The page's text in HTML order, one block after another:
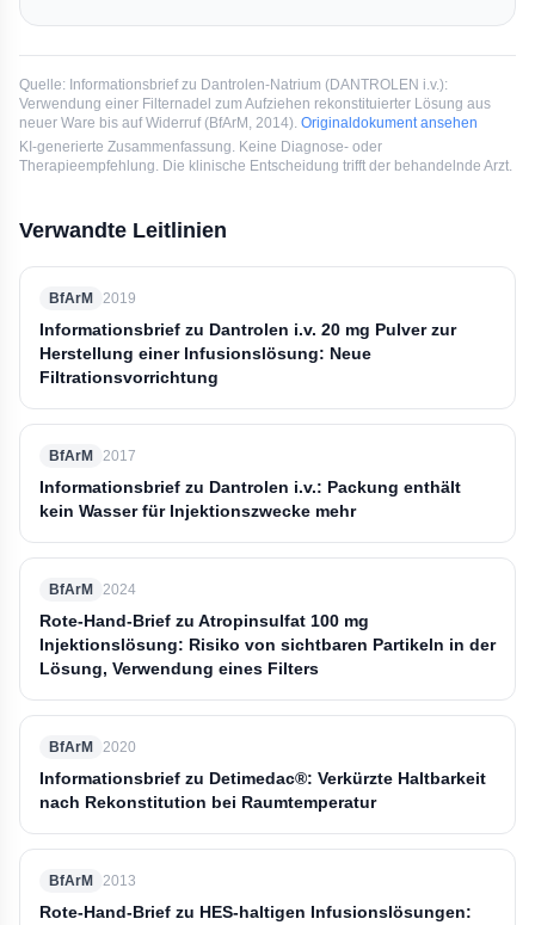
Quelle: Informationsbrief zu Dantrolen-Natrium (DANTROLEN i.v.):
Verwendung einer Filternadel zum Aufziehen rekonstituierter Lösung aus
neuer Ware bis auf Widerruf(BfArM , 2014). Originaldokument ansehen
KI-generierte Zusammenfassung. Keine Diagnose- oder
Therapieempfehlung. Die klinische Entscheidung trifft der behandelnde Arzt.
Verwandte Leitlinien
BfArM 2019
Informationsbrief zu Dantrolen i.v. 20 mg Pulver zur
Herstellung einer lnfusionslösung: Neue
Filtrationsvorrichtung
BfArM 2017
Informationsbrief zu Dantrolen i.v.: Packung enthält
kein Wasser für Injektionszwecke mehr
BfArM 2024
Rote-Hand-Brief zu Atropinsulfat 100 mg
Injektionslösung: Risiko von sichtbaren Partikeln in der
Lösung, Verwendung eines Filters
BfArM 2020
Informationsbrief zu Detimedac®: Verkürzte Haltbarkeit
nach Rekonstitution bei Raumtemperatur
BfArM 2013
Rote-Hand-Brief zu HES-haltigen Infusionslösungen: